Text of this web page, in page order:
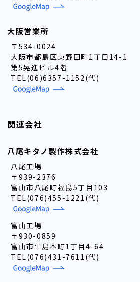
大阪営業所
〒534-0024
大阪市都島区東野田町1丁目14-1
第5晃進ビル4階
TEL(06)6357-1152(代)
関連会社
八尾キタノ製作株式会社
八尾工場
〒939-2376
富山市八尾町福島5丁目103
TEL(076)455-1221(代)
富山工場
〒930-0859
富山市牛島本町1丁目4-64
TEL(076)431-7611(代)